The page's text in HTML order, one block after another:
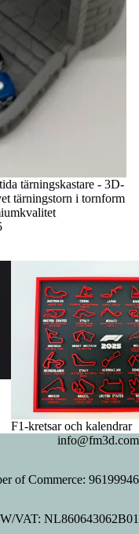
tärningskastare - 3D-
tärningstorn i tornform
F1-kretsar och kalendrar
info@fm3d.com
of Commerce: 96199946
VAT: NL860643062B01